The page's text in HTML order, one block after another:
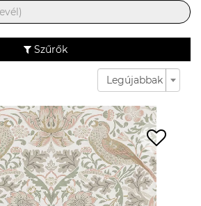
Szűrők
Legújabbak